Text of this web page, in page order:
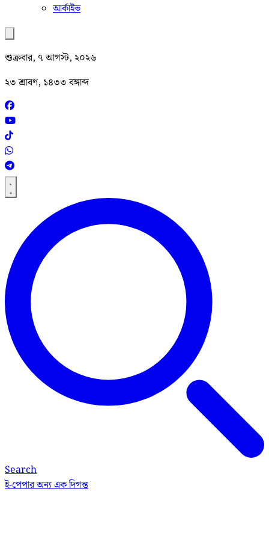
আর্কাইভ
শুক্রবার, ৭ আগস্ট, ২০২৬
২৩ শ্রাবণ, ১৪৩৩ বঙ্গাব্দ
Search
ই-পেপারঅন্য এক দিগন্ত